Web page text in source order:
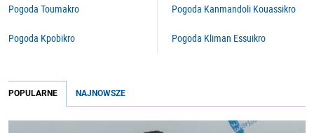
Pogoda Toumakro
Pogoda Kpobikro
Pogoda Kanmandoli Kouassikro
Pogoda Kliman Essuikro
POPULARNE NAJNOWSZE